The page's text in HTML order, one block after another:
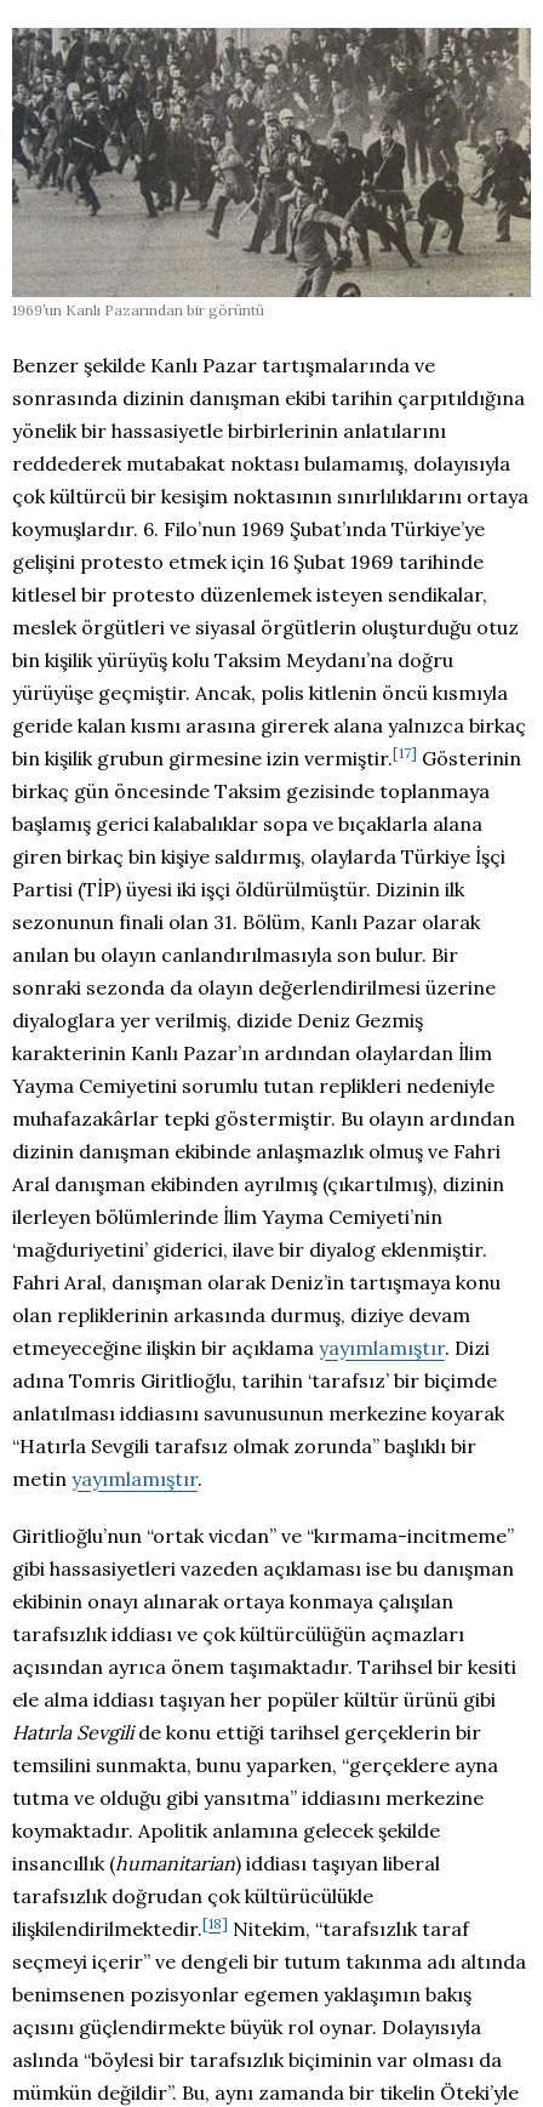
1969’un Kanlı Pazarından bir görüntü
Benzer şekilde Kanlı Pazar tartışmalarında ve
sonrasında dizinin danışman ekibi tarihin çarpıtıldığına
yönelik bir hassasiyetle birbirlerinin anlatılarını
reddederek mutabakat noktası bulamamış, dolayısıyla
çok kültürcü bir kesişim noktasının sınırlılıklarını ortaya
koymuşlardır. 6. Filo’nun 1969 Şubat’ında Türkiye’ye
gelişini protesto etmek için 16 Şubat 1969 tarihinde
kitlesel bir protesto düzenlemek isteyen sendikalar,
meslek örgütleri ve siyasal örgütlerin oluşturduğu otuz
bin kişilik yürüyüş kolu Taksim Meydanı’na doğru
yürüyüşe geçmiştir. Ancak, polis kitlenin öncü kısmıyla
geride kalan kısmı arasına girerek alana yalnızca birkaç
bin kişilik grubun girmesine izin vermiştir.[17] Gösterinin
birkaç gün öncesinde Taksim gezisinde toplanmaya
başlamış gerici kalabalıklar sopa ve bıçaklarla alana
giren birkaç bin kişiye saldırmış, olaylarda Türkiye İşçi
Partisi (TİP) üyesi iki işçi öldürülmüştür. Dizinin ilk
sezonunun finali olan 31. Bölüm, Kanlı Pazar olarak
anılan bu olayın canlandırılmasıyla son bulur. Bir
sonraki sezonda da olayın değerlendirilmesi üzerine
diyaloglara yer verilmiş, dizide Deniz Gezmiş
karakterinin Kanlı Pazar’ın ardından olaylardan İlim
Yayma Cemiyetini sorumlu tutan replikleri nedeniyle
muhafazakârlar tepki göstermiştir. Bu olayın ardından
dizinin danışman ekibinde anlaşmazlık olmuş ve Fahri
Aral danışman ekibinden ayrılmış (çıkartılmış), dizinin
ilerleyen bölümlerinde İlim Yayma Cemiyeti’nin
‘mağduriyetini’ giderici, ilave bir diyalog eklenmiştir.
Fahri Aral, danışman olarak Deniz’in tartışmaya konu
olan repliklerinin arkasında durmuş, diziye devam
etmeyeceğine ilişkin bir açıklama yayımlamıştır. Dizi
adına Tomris Giritlioğlu, tarihin ‘tarafsız’ bir biçimde
anlatılması iddiasını savunusunun merkezine koyarak
“Hatırla Sevgili tarafsız olmak zorunda” başlıklı bir
metin yayımlamıştır.
Giritlioğlu’nun “ortak vicdan” ve “kırmama-incitmeme”
gibi hassasiyetleri vazeden açıklaması ise bu danışman
ekibinin onayı alınarak ortaya konmaya çalışılan
tarafsızlık iddiası ve çok kültürcülüğün açmazları
açısından ayrıca önem taşımaktadır. Tarihsel bir kesiti
ele alma iddiası taşıyan her popüler kültür ürünü gibi
Hatırla Sevgilide konu ettiği tarihsel gerçeklerin bir
temsilini sunmakta, bunu yaparken, “gerçeklere ayna
tutma ve olduğu gibi yansıtma” iddiasını merkezine
koymaktadır. Apolitik anlamına gelecek şekilde
insancıllık (humanitarian) iddiası taşıyan liberal
tarafsızlık doğrudan çok kültürücülükle
ilişkilendirilmektedir.[18] Nitekim, “tarafsızlık taraf
seçmeyi içerir” ve dengeli bir tutum takınma adı altında
benimsenen pozisyonlar egemen yaklaşımın bakış
açısını güçlendirmekte büyük rol oynar. Dolayısıyla
aslında “böylesi bir tarafsızlık biçiminin var olması da
mümkün değildir”. Bu, aynı zamanda bir tikelin Öteki’yle